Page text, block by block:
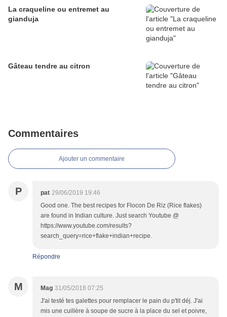
La craqueline ou entremet au
gianduja
Gâteau tendre au citron
Commentaires
Ajouter un commentaire
P pat 29/06/2019 19:46
Good one. The best recipes for Flocon De Riz (Rice flakes)
are found in Indian culture. Just search Youtube @
https://www.youtube.com/results?
search_query=rice+flake+indian+recipe.
Répondre
M Mag 31/05/2018 07:25
J'ai testé tes galettes pour remplacer le pain du p'tit déj. J'ai
mis une cuillère à soupe de sucre à la place du sel et poivre,